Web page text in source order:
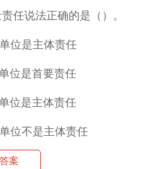
任说法正确的是（）。
位是主体责任
位是首要责任
位是主体责任
位不是主体责任
案